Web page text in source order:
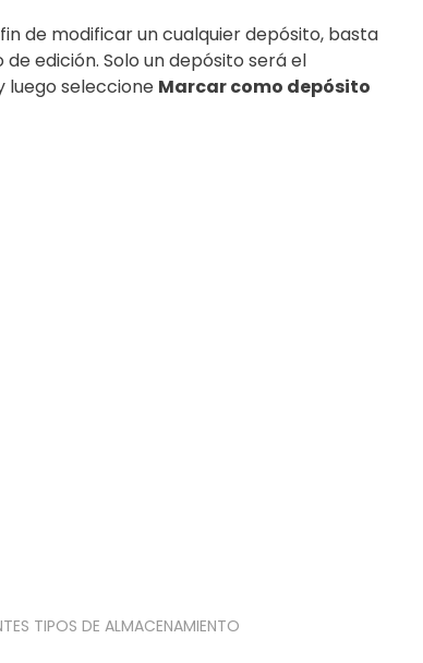
de modificar un cualquier depósito, basta
edición. Solo un depósito será el
luego seleccione Marcar como depósito
TIPOS DE ALMACENAMIENTO